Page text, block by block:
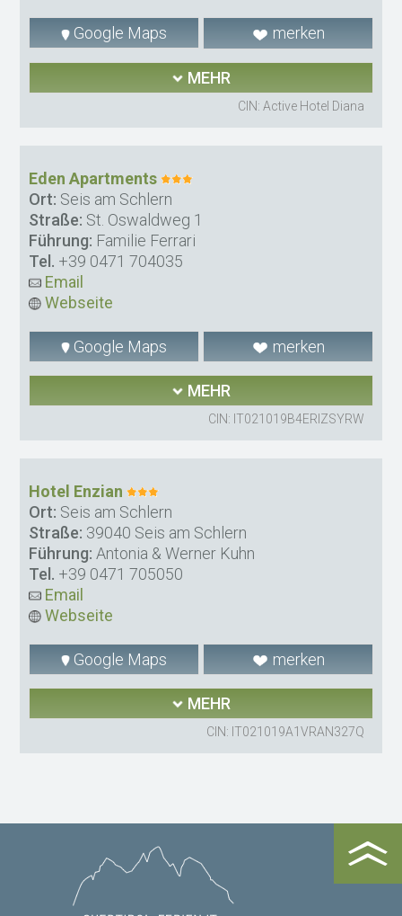
Google Maps merken
MEHR
CIN: Active Hotel Diana
Eden Apartments
Ort: Seis am Schlern
Straße: St. Oswaldweg 1
Führung: Familie Ferrari
Tel. +39 0471 704035
Email
Webseite
Google Maps merken
MEHR
CIN: IT021019B4ERIZSYRW
Hotel Enzian
Ort: Seis am Schlern
Straße: 39040 Seis am Schlern
Führung: Antonia & Werner Kuhn
Tel. +39 0471 705050
Email
Webseite
Google Maps merken
MEHR
CIN: IT021019A1VRAN327Q